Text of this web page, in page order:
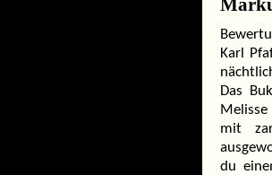
Karl
Das
mit
du